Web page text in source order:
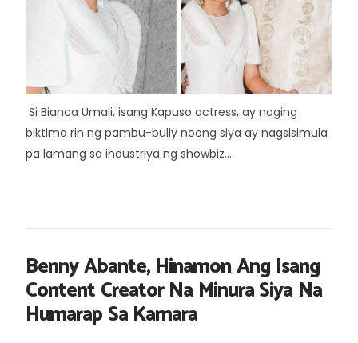
Si Bianca Umali, isang Kapuso actress, ay naging
biktima rin ng pambu-bully noong siya ay nagsisimula
pa lamang sa industriya ng showbiz....
Benny Abante, Hinamon Ang Isang
Content Creator Na Minura Siya Na
Humarap Sa Kamara